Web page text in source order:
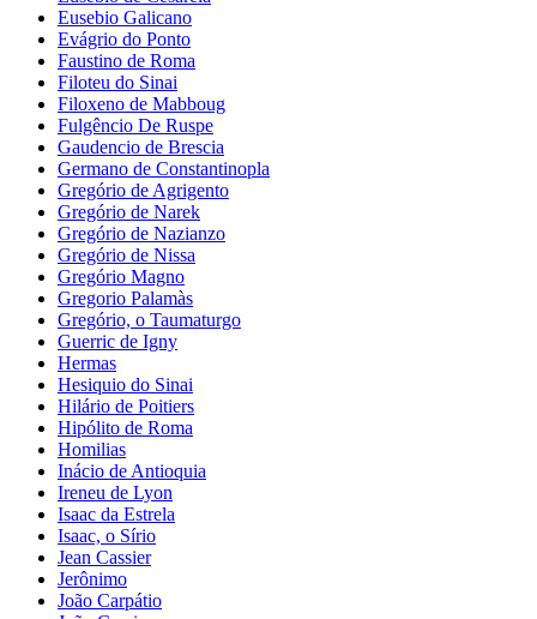
Eusebio Galicano
Evágrio do Ponto
Faustino de Roma
Filoteu do Sinai
Filoxeno de Mabboug
Fulgêncio De Ruspe
Gaudencio de Brescia
Germano de Constantinopla
Gregório de Agrigento
Gregório de Narek
Gregório de Nazianzo
Gregório de Nissa
Gregório Magno
Gregorio Palamàs
Gregório, o Taumaturgo
Guerric de Igny
Hermas
Hesiquio do Sinai
Hilário de Poitiers
Hipólito de Roma
Homilias
Inácio de Antioquia
Ireneu de Lyon
Isaac da Estrela
Isaac, o Sírio
Jean Cassier
Jerônimo
João Carpátio